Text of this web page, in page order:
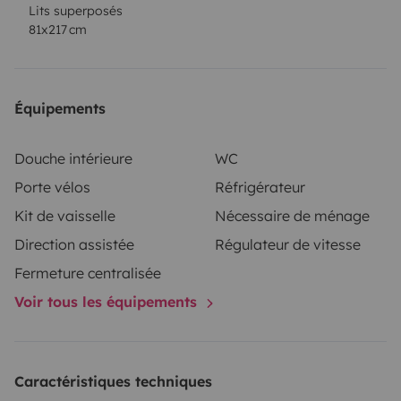
Lits superposés
81x217 cm
Équipements
Douche intérieure
WC
Porte vélos
Réfrigérateur
Kit de vaisselle
Nécessaire de ménage
Direction assistée
Régulateur de vitesse
Fermeture centralisée
Voir tous les équipements
Caractéristiques techniques